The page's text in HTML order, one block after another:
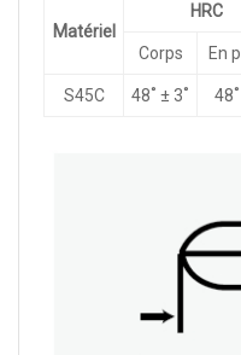
Matériel
HRC
Corps En
S45C 48˚ ± 3˚